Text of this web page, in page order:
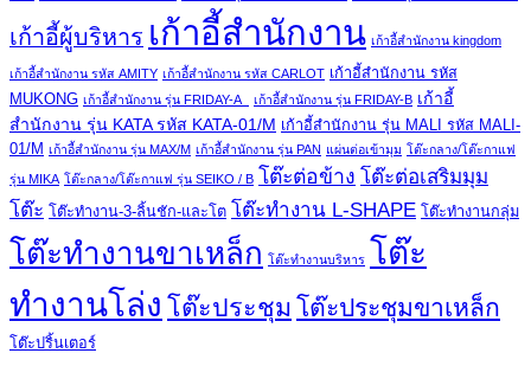
เก้าอี้ผู้บริหาร เก้าอี้สำนักงาน เก้าอี้สำนักงาน kingdom
เก้าอี้สำนักงาน รหัส AMITY เก้าอี้สำนักงาน รหัส CARLOT เก้าอี้สำนักงาน รหัส
MUKONG เก้าอี้สำนักงาน รุ่น FRIDAY-A เก้าอี้สำนักงาน รุ่น FRIDAY-B เก้าอี้
สำนักงาน รุ่น KATA รหัส KATA-01/M เก้าอี้สำนักงาน รุ่น MALI รหัส MALI-
01/M เก้าอี้สำนักงาน รุ่น MAX/M เก้าอี้สำนักงาน รุ่น PAN แผ่นต่อเข้ามุม โต๊ะกลาง/โต๊ะกาแฟ
รุ่น MIKA โต๊ะกลาง/โต๊ะกาแฟ รุ่น SEIKO / B โต๊ะต่อข้าง โต๊ะต่อเสริมมุม
โต๊ะ โต๊ะทำงาน-3-ลิ้นชัก-และโต โต๊ะทำงาน L-SHAPE โต๊ะทำงานกลุ่ม
โต๊ะทำงานขาเหล็ก โต๊ะทำงานบริหาร โต๊ะ
ทำงานโล่ง โต๊ะประชุม โต๊ะประชุมขาเหล็ก
โต๊ะปริ้นเตอร์